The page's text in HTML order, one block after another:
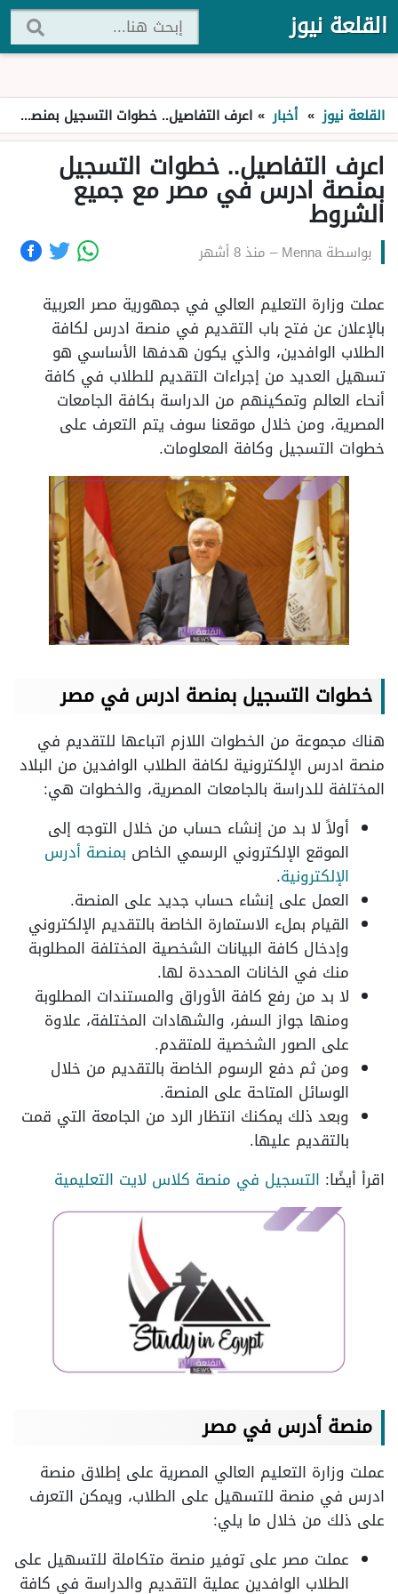
القلعة نيوز
القلعة نيوز » أخبار » اعرف التفاصيل.. خطوات التسجيل بمنصة ادرس في مصر مع جميع الشروط
اعرف التفاصيل.. خطوات التسجيل
بمنصة ادرس في مصر مع جميع
الشروط
بواسطةMenna
– منذ 8 أشهر
عملت وزارة التعليم العالي في جمهورية مصر العربية
بالإعلان عن فتح باب التقديم في منصة ادرس لكافة
الطلاب الوافدين، والذي يكون هدفها الأساسي هو
تسهيل العديد من إجراءات التقديم للطلاب في كافة
أنحاء العالم وتمكينهم من الدراسة بكافة الجامعات
المصرية، ومن خلال موقعنا سوف يتم التعرف على
خطوات التسجيل وكافة المعلومات.
خطوات التسجيل بمنصة ادرس في مصر
هناك مجموعة من الخطوات اللازم اتباعها للتقديم في
منصة ادرس الإلكترونية لكافة الطلاب الوافدين من البلاد
المختلفة للدراسة بالجامعات المصرية، والخطوات هي:
أولاً لا بد من إنشاء حساب من خلال التوجه إلى
الموقع الإلكتروني الرسمي الخاص بمنصة أدرس
الإلكترونية.
العمل على إنشاء حساب جديد على المنصة.
القيام بملء الاستمارة الخاصة بالتقديم الإلكتروني
وإدخال كافة البيانات الشخصية المختلفة المطلوبة
منك في الخانات المحددة لها.
لا بد من رفع كافة الأوراق والمستندات المطلوبة
ومنها جواز السفر، والشهادات المختلفة، علاوة
على الصور الشخصية للمتقدم.
ومن ثم دفع الرسوم الخاصة بالتقديم من خلال
الوسائل المتاحة على المنصة.
وبعد ذلك يمكنك انتظار الرد من الجامعة التي قمت
بالتقديم عليها.
اقرأ أيضًا: التسجيل في منصة كلاس لايت التعليمية
منصة أدرس في مصر
عملت وزارة التعليم العالي المصرية على إطلاق منصة
ادرس في منصة للتسهيل على الطلاب، ويمكن التعرف
على ذلك من خلال ما يلي:
عملت مصر على توفير منصة متكاملة للتسهيل على
الطلاب الوافدين عملية التقديم والدراسة في كافة